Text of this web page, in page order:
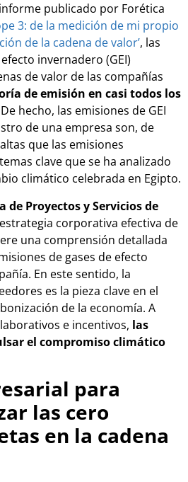
publicado por Forética
3: de la medición de mi propio
de la cadena de valor’, las
invernadero (GEI)
de valor de las compañías
de emisión en casi todos los
hecho, las emisiones de GEI
de una empresa son, de
que las emisiones
clave que se ha analizado
climático celebrada en Egipto.
de Proyectos y Servicios de
corporativa efectiva de
una comprensión detallada
de gases de efecto
En este sentido, la
es la pieza clave en el
de la economía. A
e incentivos, las
el compromiso climático
para
las cero
en la cadena